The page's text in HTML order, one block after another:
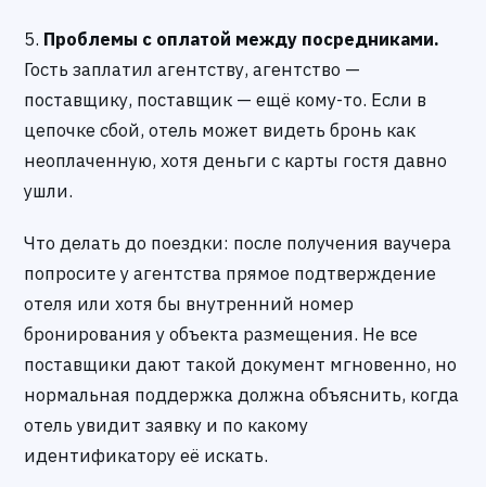
5. Проблемы с оплатой между посредниками.
Гость заплатил агентству, агентство —
поставщику, поставщик — ещё кому-то. Если в
цепочке сбой, отель может видеть бронь как
неоплаченную, хотя деньги с карты гостя давно
ушли.
Что делать до поездки: после получения ваучера
попросите у агентства прямое подтверждение
отеля или хотя бы внутренний номер
бронирования у объекта размещения. Не все
поставщики дают такой документ мгновенно, но
нормальная поддержка должна объяснить, когда
отель увидит заявку и по какому
идентификатору её искать.